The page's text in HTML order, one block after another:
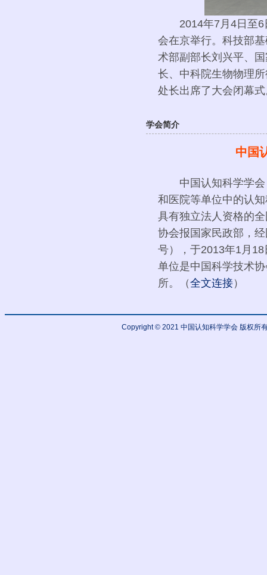
2014年7月4日至6
会在京举行。科技部
术部副部长刘兴平、
长、中科院生物物理
处长出席了大会闭幕
学会简介
中国
中国认知科学学会
和医院等单位中的认
具有独立法人资格的
协会报国家民政部，
号），于2013年1月18
单位是中国科学技术
所。（全文连接）
Copyright © 2021 中国认知科学学会 版权所